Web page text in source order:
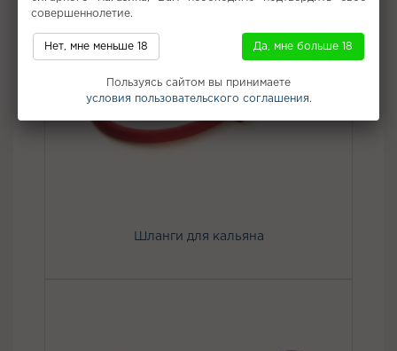
Шланги для кальяна
совершеннолетие.
Нет, мне меньше 18 Да, мне больше 18
Пользуясь сайтом вы принимаете
условия пользовательского соглашения.